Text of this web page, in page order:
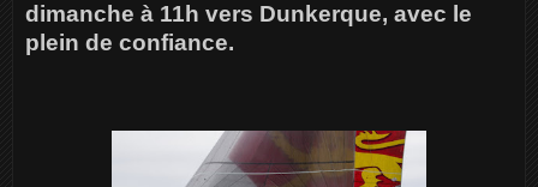
dimanche à 11h vers Dunkerque, avec le
plein de confiance.